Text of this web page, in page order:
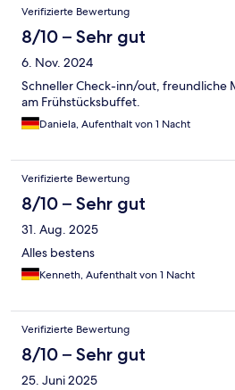
Verifizierte Bewertung
8/10 – Sehr gut
6. Nov. 2024
Schneller Check-inn/out, freundliche
am Frühstücksbuffet.
Daniela, Aufenthalt von 1 Nacht
Verifizierte Bewertung
8/10 – Sehr gut
31. Aug. 2025
Alles bestens
Kenneth, Aufenthalt von 1 Nacht
Verifizierte Bewertung
8/10 – Sehr gut
25. Juni 2025